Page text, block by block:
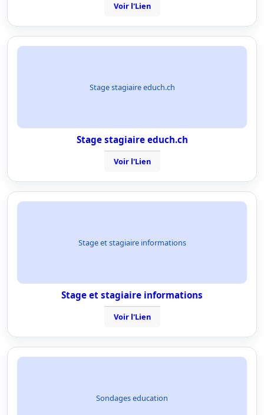
Voir l'Lien
Stage stagiaire educh.ch
Stage stagiaire educh.ch
Voir l'Lien
Stage et stagiaire informations
Stage et stagiaire informations
Voir l'Lien
Sondages education